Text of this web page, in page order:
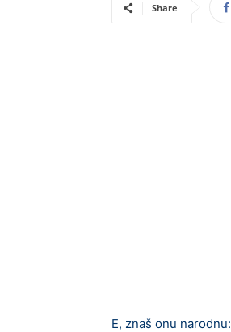
Share
E, znaš onu narodnu: